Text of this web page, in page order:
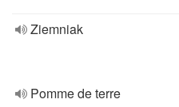
Ziemniak
Pomme de terre